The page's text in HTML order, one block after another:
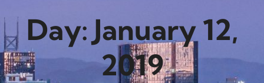
Day: January 12,
2019